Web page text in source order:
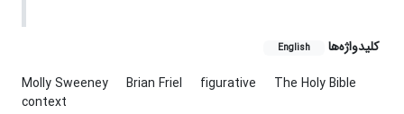
کلیدواژه‌ها English
Molly Sweeney Brian Friel figurative
The Holy Bible
context